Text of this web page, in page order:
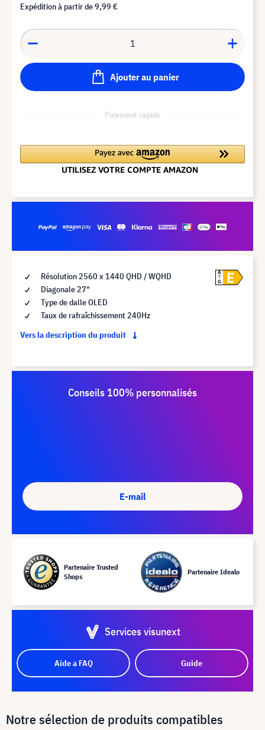
Expédition à partir de9,99 €
Ajouter au panier
Paiement rapide
Résolution 2560 x 1440 QHD / WQHD
Diagonale 27"
Type de dalle OLED
Taux de rafraîchissement 240Hz
Vers la description du produit
A
G
E
Conseils 100% personnalisés
E-mail
Partenaire Trusted
Shops
Partenaire Idealo
Services visunext
Aide a FAQ Guide
Notre sélection de produits compatibles